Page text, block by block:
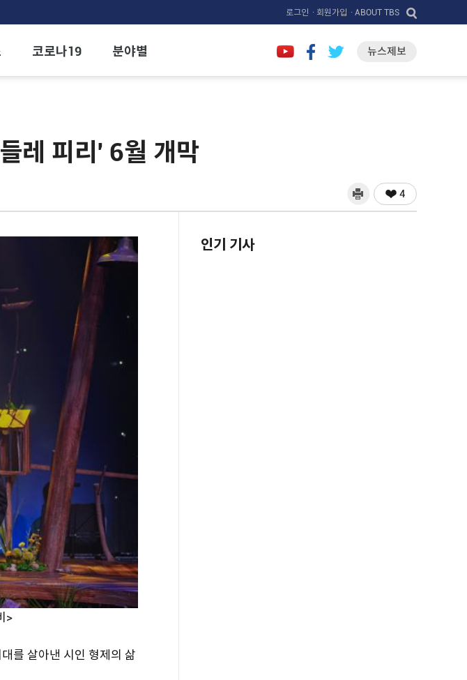
로그인 · 회원가입 · ABOUT TBS
코로나19 분야별 뉴스제보
레 피리' 6월 개막
4
>
를 살아낸 시인 형제의 삶
인기 기사